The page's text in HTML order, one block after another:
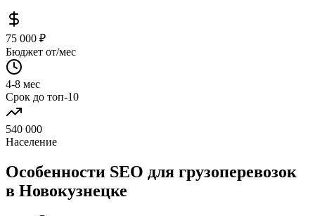
75 000 ₽
Бюджет от/мес
4-8 мес
Срок до топ-10
540 000
Население
Особенности SEO для грузоперевозок
в Новокузнецке